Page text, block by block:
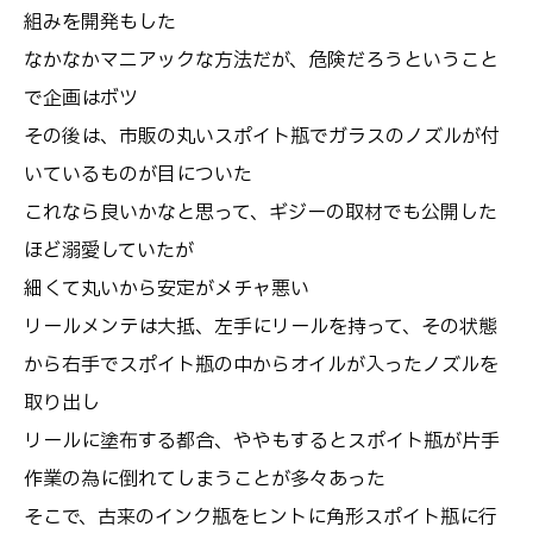
組みを開発もした
なかなかマニアックな方法だが、危険だろうということ
で企画はボツ
その後は、市販の丸いスポイト瓶でガラスのノズルが付
いているものが目についた
これなら良いかなと思って、ギジーの取材でも公開した
ほど溺愛していたが
細くて丸いから安定がメチャ悪い
リールメンテは大抵、左手にリールを持って、その状態
から右手でスポイト瓶の中からオイルが入ったノズルを
取り出し
リールに塗布する都合、ややもするとスポイト瓶が片手
作業の為に倒れてしまうことが多々あった
そこで、古来のインク瓶をヒントに角形スポイト瓶に行